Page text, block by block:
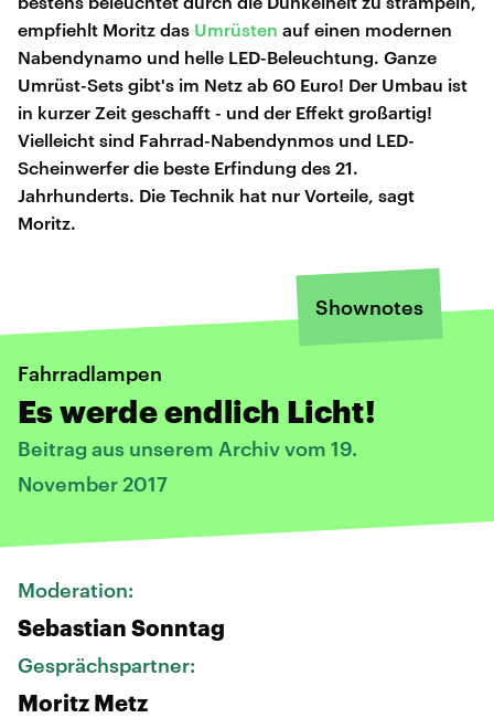
empfiehlt Moritz das Umrüsten auf einen modernen
Nabendynamo und helle LED-Beleuchtung. Ganze
Umrüst-Sets gibt's im Netz ab 60 Euro! Der Umbau ist
in kurzer Zeit geschafft - und der Effekt großartig!
Vielleicht sind Fahrrad-Nabendynmos und LED-
Scheinwerfer die beste Erfindung des 21.
Jahrhunderts. Die Technik hat nur Vorteile, sagt
Moritz.
Shownotes
Fahrradlampen
Es werde endlich Licht!
Beitrag aus unserem Archiv vom 19.
November 2017
Moderation:
Sebastian Sonntag
Gesprächspartner:
Moritz Metz